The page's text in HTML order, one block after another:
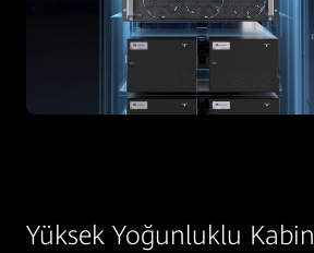
Yüksek Yoğunluklu Kabin